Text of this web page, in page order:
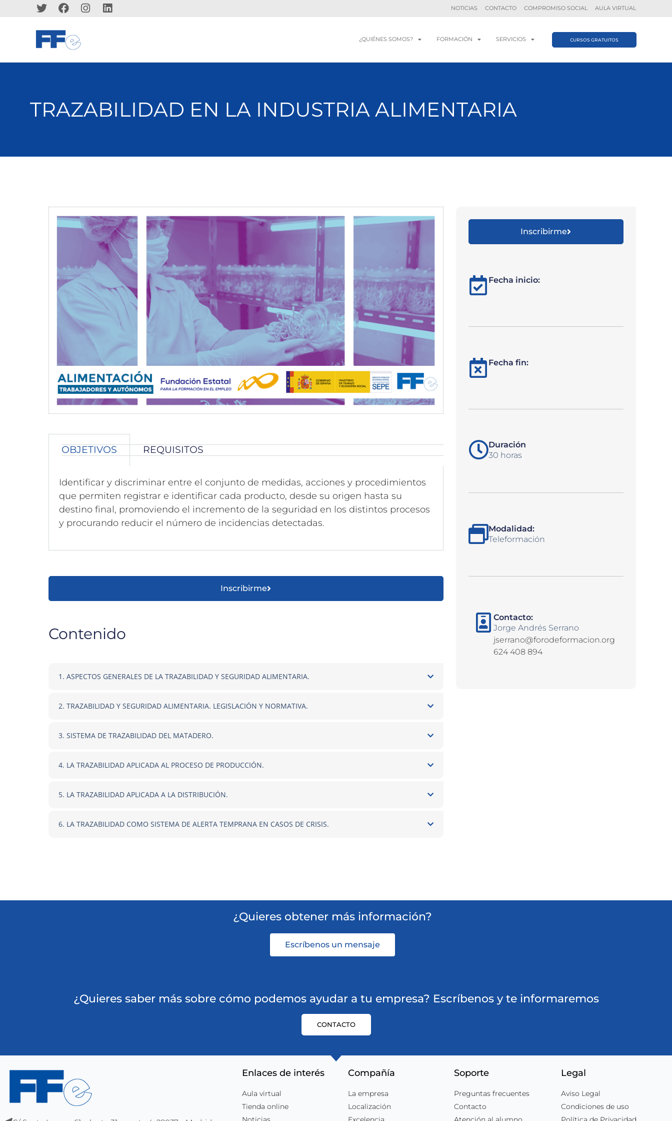
NOTICIAS CONTACTO COMPROMISO SOCIAL AULA VIRTUAL
¿QUIÉNES SOMOS? FORMACIÓN SERVICIOS CURSOS GRATUITOS
TRAZABILIDAD EN LA INDUSTRIA ALIMENTARIA
OBJETIVOS REQUISITOS
Identificar y discriminar entre el conjunto de medidas, acciones y procedimientos
que permiten registrar e identificar cada producto, desde su origen hasta su
destino final, promoviendo el incremento de la seguridad en los distintos procesos
y procurando reducir el número de incidencias detectadas.
Inscribirme
Contenido
1. ASPECTOS GENERALES DE LA TRAZABILIDAD Y SEGURIDAD ALIMENTARIA.
2. TRAZABILIDAD Y SEGURIDAD ALIMENTARIA. LEGISLACIÓN Y NORMATIVA.
3. SISTEMA DE TRAZABILIDAD DEL MATADERO.
4. LA TRAZABILIDAD APLICADA AL PROCESO DE PRODUCCIÓN.
5. LA TRAZABILIDAD APLICADA A LA DISTRIBUCIÓN.
6. LA TRAZABILIDAD COMO SISTEMA DE ALERTA TEMPRANA EN CASOS DE CRISIS.
Inscribirme
Fecha inicio:
Fecha fin:
Duración
30 horas
Modalidad:
Teleformación
Contacto:
Jorge Andrés Serrano
jserrano@forodeformacion.org
624 408 894
¿Quieres obtener más información?
Escríbenos un mensaje
¿Quieres saber más sobre cómo podemos ayudar a tu empresa? Escríbenos y te informaremos
CONTACTO
Enlaces de interés
Aula virtual
Tienda online
Compañía
La empresa
Localización
Soporte
Preguntas frecuentes
Contacto
Legal
Aviso Legal
Condiciones de uso